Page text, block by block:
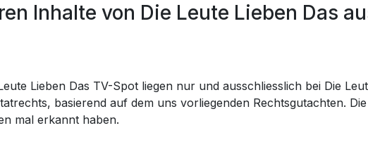
Inhalte von Die Leute Lieben Das
Lieben Das TV-Spot liegen nur und ausschliesslich bei Die
basierend auf dem uns vorliegenden Rechtsgutachten.
mal erkannt haben.